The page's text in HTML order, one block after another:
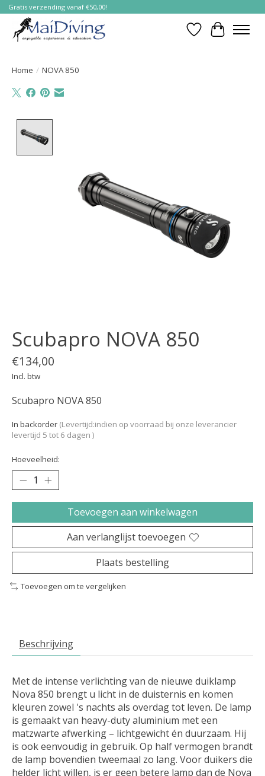
Gratis verzending vanaf €50,00!
Verlanglijst
Home / NOVA 850
Scubapro NOVA 850
€134,00
Incl. btw
Scubapro NOVA 850
In backorder (Levertijd:indien op voorraad bij onze leverancier
levertijd 5 tot 6 dagen )
Hoeveelheid:
Toevoegen aan winkelwagen
Aan verlanglijst toevoegen
Plaats bestelling
Toevoegen om te vergelijken
Beschrijving
Met de intense verlichting van de nieuwe duiklamp
Nova 850 brengt u licht in de duisternis en komen
kleuren zowel 's nachts als overdag tot leven. De lamp
is gemaakt van heavy-duty aluminium met een
matzwarte afwerking – lichtgewicht én duurzaam. Hij
is ook eenvoudig in gebruik. Op half vermogen brandt
de lamp bovendien tweemaal zo lang. Voor duikers die
helder licht willen, is er geen betere lamp dan de Nova